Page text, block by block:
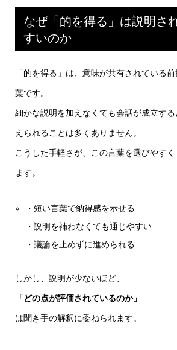
なぜ「的を得る」は説明さ
すいのか
「的を得る」は、意味が共有されている
葉です。
細かな説明を加えなくても会話が成立す
えられることは多くありません。
こうした手軽さが、この言葉を選びやす
ます。
・短い言葉で納得感を示せる
・説明を補わなくても通じやすい
・議論を止めずに進められる
しかし、説明が少ないほど、
「どの点が評価されているのか」
は聞き手の解釈に委ねられます。